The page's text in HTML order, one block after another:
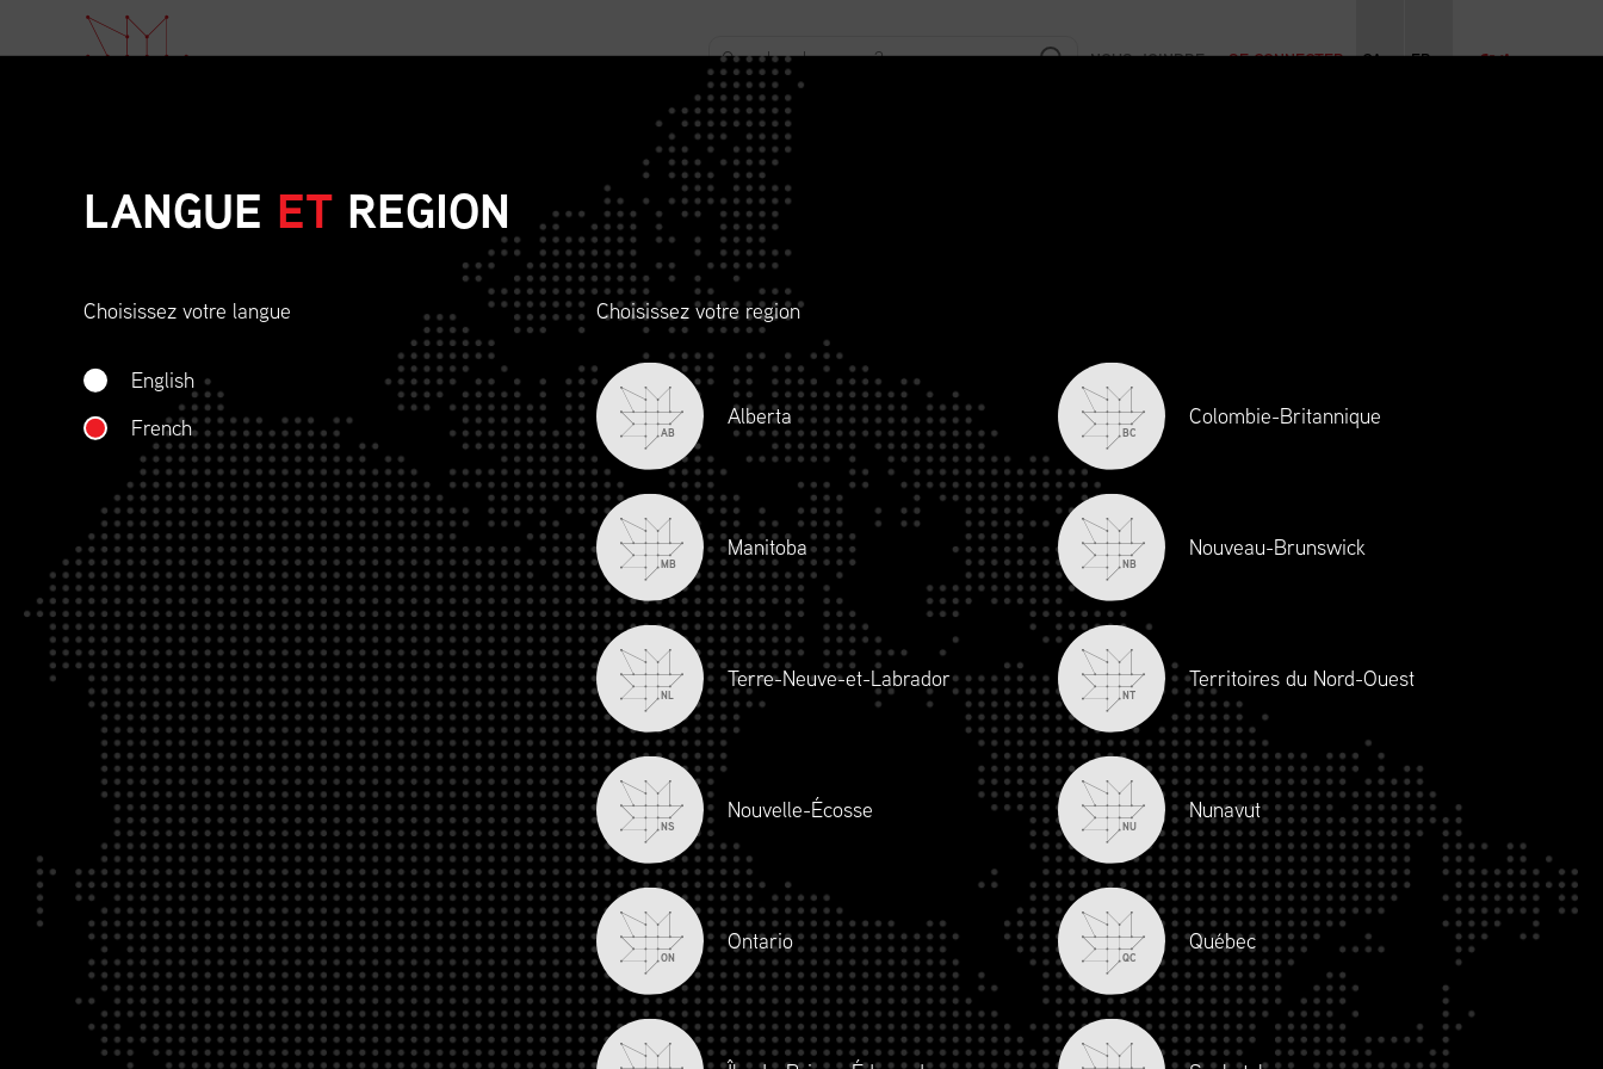
DÉFENSE DES INTÉRÊTS
NOUS JOINDRE SE CONNECTER CA FR
04/22/23
OÙ
Zoom Virtual Platform
HEURE
09:00 AM EDT
REGISTRATION DEADLINE
11/02/20
S’INSCRIRE
DESCRIPTION S’INSCRIRE
LANGUE ET REGION
Choisissez votre langue
English
French
Choisissez votre region
AB
Alberta
BC
Colombie-Britannique
MB
Manitoba
NB
Nouveau-Brunswick
NL
Terre-Neuve-et-Labrador
NT
Territoires du Nord-Ouest
NS
Nouvelle-Écosse
NU
Nunavut
ON
Ontario
QC
Québec